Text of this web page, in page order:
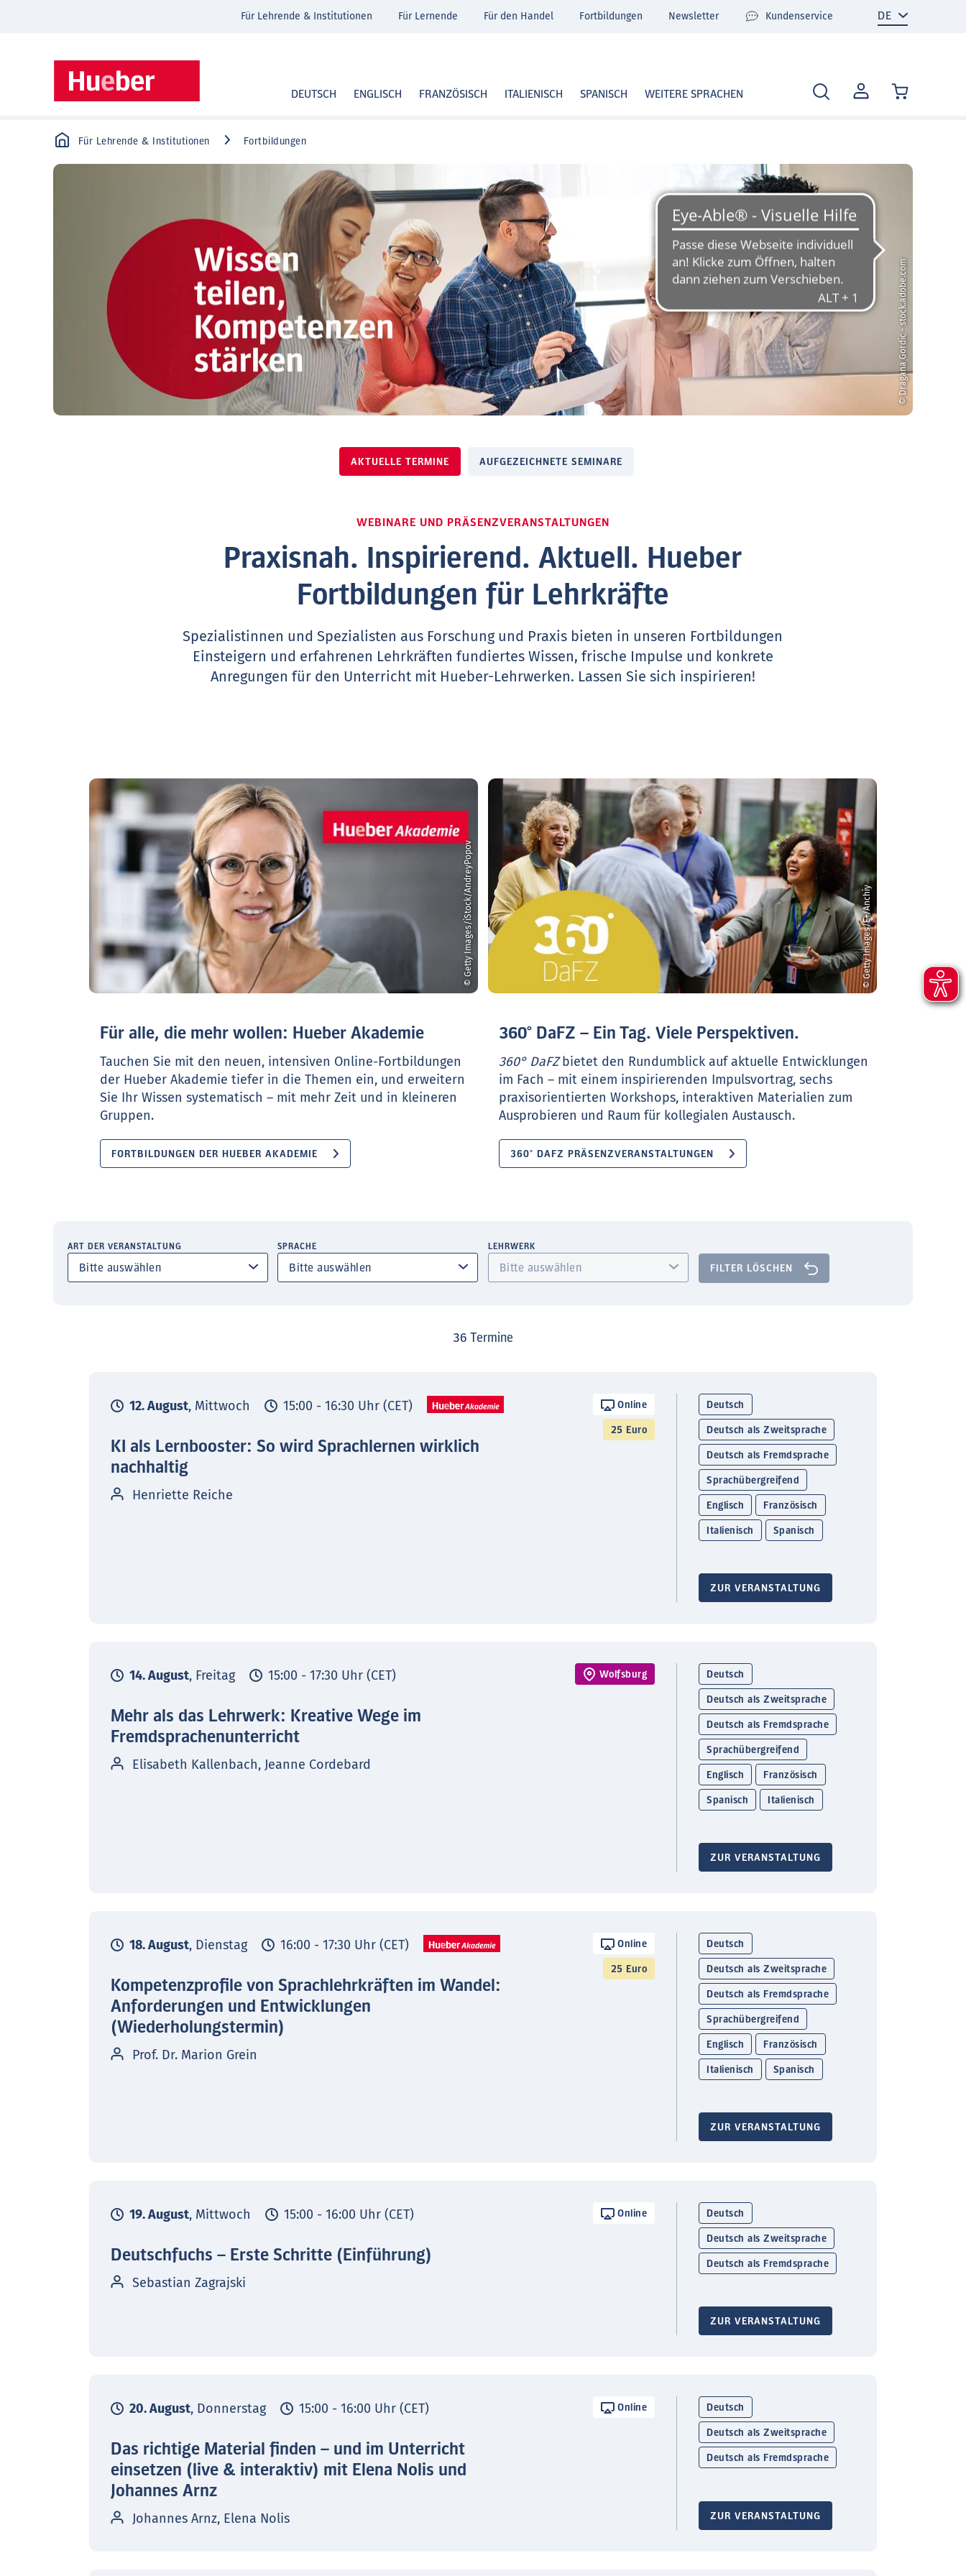
MEIN
KONTO
DEUTSCH ENGLISCH FRANZÖSISCH ITALIENISCH SPANISCH WEITERE SPRACHEN
Für Lehrende & Institutionen Für Lernende Für den Handel Fortbildungen Newsletter Kundenservice
Für Lehrende & Institutionen Fortbildungen
© Dragana Gordic - stock.adobe.com
AKTUELLE TERMINE AUFGEZEICHNETE SEMINARE
WEBINARE UND PRÄSENZVERANSTALTUNGEN
Praxisnah. Inspirierend. Aktuell. Hueber
Fortbildungen für Lehrkräfte
Spezialistinnen und Spezialisten aus Forschung und Praxis bieten in unseren Fortbildungen
Einsteigern und erfahrenen Lehrkräften fundiertes Wissen, frische Impulse und konkrete
Anregungen für den Unterricht mit Hueber-Lehrwerken. Lassen Sie sich inspirieren!
© Getty Images/iStock/AndreyPopov
Für alle, die mehr wollen: Hueber Akademie
Tauchen Sie mit den neuen, intensiven Online-Fortbildungen
der Hueber Akademie tiefer in die Themen ein, und erweitern
Sie Ihr Wissen systematisch – mit mehr Zeit und in kleineren
Gruppen.
FORTBILDUNGEN DER HUEBER AKADEMIE
© Getty Images/E+/Anchiy
360° DaFZ – Ein Tag. Viele Perspektiven.
360° DaFZbietet den Rundumblick auf aktuelle Entwicklungen
im Fach – mit einem inspirierenden Impulsvortrag, sechs
praxisorientierten Workshops, interaktiven Materialien zum
Ausprobieren und Raum für kollegialen Austausch.
360° DAFZ PRÄSENZVERANSTALTUNGEN
ART DER VERANSTALTUNG SPRACHE LEHRWERK
FILTER LÖSCHEN
36 Termine
12. August, Mittwoch 15:00 - 16:30 Uhr (CET) Online
25 Euro
KI als Lernbooster: So wird Sprachlernen wirklich
nachhaltig
Henriette Reiche
Deutsch
Deutsch als Zweitsprache
Deutsch als Fremdsprache
Sprachübergreifend
Englisch Französisch
Italienisch Spanisch
ZUR VERANSTALTUNG
14. August, Freitag 15:00 - 17:30 Uhr (CET) Wolfsburg
Mehr als das Lehrwerk: Kreative Wege im
Fremdsprachenunterricht
Elisabeth Kallenbach, Jeanne Cordebard
Deutsch
Deutsch als Zweitsprache
Deutsch als Fremdsprache
Sprachübergreifend
Englisch Französisch
Spanisch Italienisch
ZUR VERANSTALTUNG
18. August, Dienstag 16:00 - 17:30 Uhr (CET) Online
25 Euro
Kompetenzprofile von Sprachlehrkräften im Wandel:
Anforderungen und Entwicklungen
(Wiederholungstermin)
Prof. Dr. Marion Grein
Deutsch
Deutsch als Zweitsprache
Deutsch als Fremdsprache
Sprachübergreifend
Englisch Französisch
Italienisch Spanisch
ZUR VERANSTALTUNG
19. August, Mittwoch 15:00 - 16:00 Uhr (CET) Online
Deutschfuchs – Erste Schritte (Einführung)
Sebastian Zagrajski
Deutsch
Deutsch als Zweitsprache
Deutsch als Fremdsprache
ZUR VERANSTALTUNG
20. August, Donnerstag 15:00 - 16:00 Uhr (CET) Online
Das richtige Material finden – und im Unterricht
einsetzen (live & interaktiv) mit Elena Nolis und
Johannes Arnz
Johannes Arnz, Elena Nolis
Deutsch
Deutsch als Zweitsprache
Deutsch als Fremdsprache
ZUR VERANSTALTUNG